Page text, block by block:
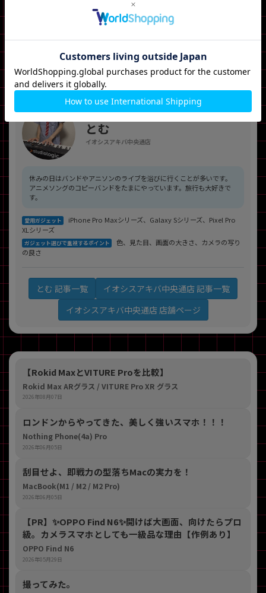
iPad mini 7 在庫はこちら
※記事内の内容（仕様や価格など）は投稿日時点のものとなります。
とむ
イオシスアキバ中央通店
休みの日はバンドやアニソンのライブを浴びに行くことが多いです。
アニメソングのコピーバンドをたまにやっています。旅行も大好きで
す。
愛用ガジェット iPhone Pro Maxシリーズ、Galaxy Sシリーズ、Pixel Pro
XLシリーズ
ガジェット選びで重視するポイント 色、見た目、画面の大きさ、カメラの写り
の良さ
とむ 記事一覧
イオシスアキバ中央通店 記事一覧
イオシスアキバ中央通店 店舗ページ
【Rokid MaxとVITURE Proを比較】
Rokid Max ARグラス / VITURE Pro XR グラス
2026年08月07日
ロンドンからやってきた、美しく強いスマホ！！！
Nothing Phone(4a) Pro
2026年06月05日
刮目せよ、即戦力の型落ちMacの実力を！
MacBook(M1 / M2 / M2 Pro)
2026年06月05日
【PR】​✨OPPO Find N6✨開けば大画面、向けたらプロ
級。カメラスマホとしても一級品な理由【作例あり】
OPPO Find N6
2026年05月29日
撮ってみた。